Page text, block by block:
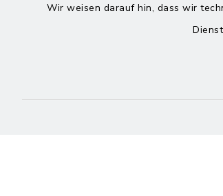
Wir weisen darauf hin, dass wir